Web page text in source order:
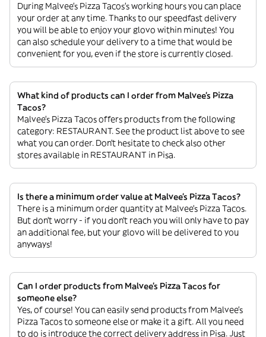
During Malvee’s Pizza Tacos’s working hours you can place
your order at any time. Thanks to our speedfast delivery
you will be able to enjoy your glovo within minutes! You
can also schedule your delivery to a time that would be
convenient for you, even if the store is currently closed.
What kind of products can I order from Malvee’s Pizza
Tacos?
Malvee’s Pizza Tacos offers products from the following
category: RESTAURANT. See the product list above to see
what you can order. Don’t hesitate to check also other
stores available in RESTAURANT in Pisa.
Is there a minimum order value at Malvee’s Pizza Tacos?
There is a minimum order quantity at Malvee’s Pizza Tacos.
But don’t worry - if you don’t reach you will only have to pay
an additional fee, but your glovo will be delivered to you
anyways!
Can I order products from Malvee’s Pizza Tacos for
someone else?
Yes, of course! You can easily send products from Malvee’s
Pizza Tacos to someone else or make it a gift. All you need
to do is introduce the correct delivery address in Pisa. Just